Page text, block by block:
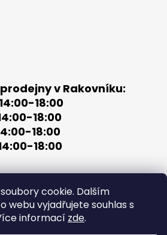
cookie. Dalším
webu vyjadřujete souhlas s
informací zde.
v Rakovníku:
18:00
18:00
18:00
18:00
859